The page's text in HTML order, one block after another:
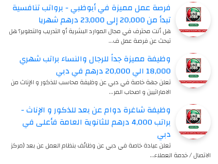
فرصة عمل مميزة في أبوظبي - برواتب تنافسية
تبدأ من 20,000 إلى 23,000 درهم شهريا
هل أنت محترف في مجال الموارد البشرية أو التدريب والتطوير؟ هل
تبحث عن فرصة عمل ف…
وظيفة مميزة جداً للرجال والنساء براتب شهري
18,000 الي 20,000 درهم في دبي
تعلن جهة خاصة في دبي عن وظيفة محاسب للذكور و الإناث من
الاماراتيين و اصحاب المر…
وظيفة شاغرة دوام عن بعد للذكور و الإناث -
براتب 4,000 درهم للثانوية العامة فأعلى في
دبي
تعلن عيادة خاصة في دبي عن وظائف بنظام العمل عن بعد (مركز
الاتصال / خدمة العملاء…